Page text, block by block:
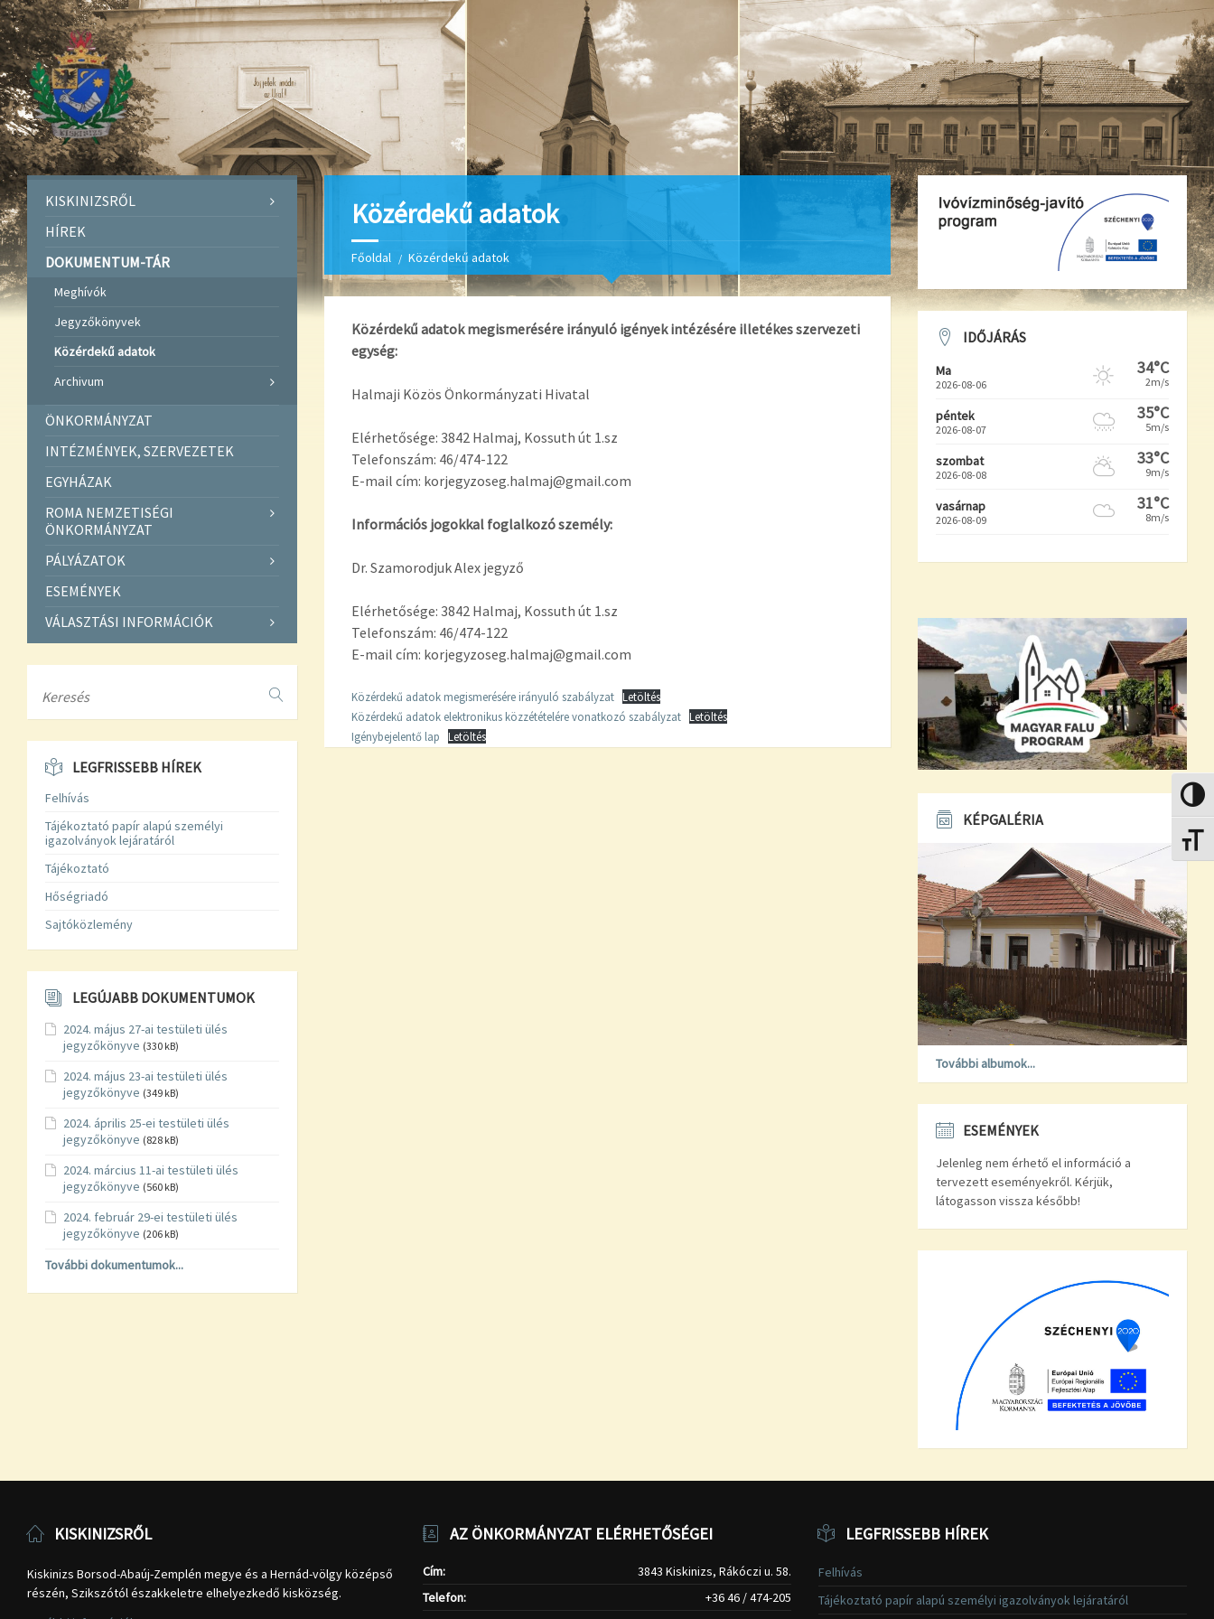
Közérdekű adatok
Főoldal Közérdekű adatok
Közérdekű adatok megismerésére irányuló igények intézésére illetékes szervezeti
egység:
Halmaji Közös Önkormányzati Hivatal
Elérhetősége: 3842 Halmaj, Kossuth út 1.sz
Telefonszám: 46/474-122
E-mail cím: korjegyzoseg.halmaj@gmail.com
Információs jogokkal foglalkozó személy:
Dr. Szamorodjuk Alex jegyző
Elérhetősége: 3842 Halmaj, Kossuth út 1.sz
Telefonszám: 46/474-122
E-mail cím: korjegyzoseg.halmaj@gmail.com
Közérdekű adatok megismerésére irányuló szabályzat Letöltés
Közérdekű adatok elektronikus közzétételére vonatkozó szabályzat Letöltés
Igénybejelentő lap
Letöltés
KISKINIZSRŐL
HÍREK
DOKUMENTUM-TÁR
Meghívók
Jegyzőkönyvek
Közérdekű adatok
Archivum
ÖNKORMÁNYZAT
INTÉZMÉNYEK, SZERVEZETEK
EGYHÁZAK
ROMA NEMZETISÉGI
ÖNKORMÁNYZAT
PÁLYÁZATOK
ESEMÉNYEK
VÁLASZTÁSI INFORMÁCIÓK
LEGFRISSEBB HÍREK
Felhívás
Tájékoztató papír alapú személyi
igazolványok lejáratáról
Tájékoztató
Hőségriadó
Sajtóközlemény
LEGÚJABB DOKUMENTUMOK
2024. május 27-ai testületi ülés
jegyzőkönyve (330 kB)
2024. május 23-ai testületi ülés
jegyzőkönyve (349 kB)
2024. április 25-ei testületi ülés
jegyzőkönyve (828 kB)
2024. március 11-ai testületi ülés
jegyzőkönyve (560 kB)
2024. február 29-ei testületi ülés
jegyzőkönyve (206 kB)
További dokumentumok...
IDŐJÁRÁS
Ma
2026-08-06
34°C
2m/s
péntek
2026-08-07
35°C
5m/s
szombat
2026-08-08
33°C
9m/s
vasárnap
2026-08-09
31°C
8m/s
KÉPGALÉRIA
További albumok...
ESEMÉNYEK
Jelenleg nem érhető el információ a
tervezett eseményekről. Kérjük,
látogasson vissza később!
KISKINIZSRŐL
Kiskinizs Borsod-Abaúj-Zemplén megye és a Hernád-völgy középső
részén, Szikszótól északkeletre elhelyezkedő kisközség.
AZ ÖNKORMÁNYZAT ELÉRHETŐSÉGEI
Cím:
3843 Kiskinizs, Rákóczi u. 58.
Telefon:
+36 46 / 474-205
LEGFRISSEBB HÍREK
Felhívás
Tájékoztató papír alapú személyi igazolványok lejáratáról